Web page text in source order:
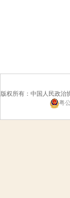
版权所有：中国人民政
粤